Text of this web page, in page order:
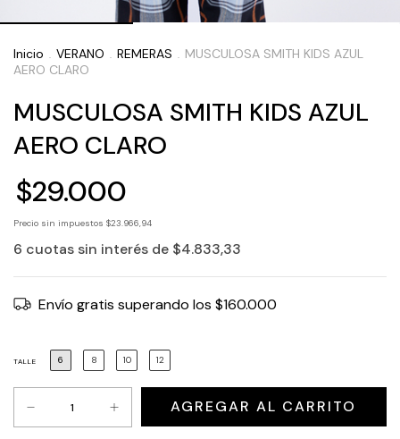
Inicio . VERANO . REMERAS . MUSCULOSA SMITH KIDS AZUL
AERO CLARO
MUSCULOSA SMITH KIDS AZUL
AERO CLARO
$29.000
6 cuotas sin interés de $4.833,33
Precio sin impuestos $23.966,94
Envío gratis superando los $160.000
TALLE 6 8 10 12